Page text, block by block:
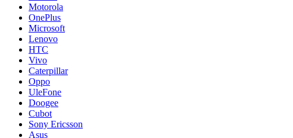
Motorola
OnePlus
Microsoft
Lenovo
HTC
Vivo
Caterpillar
Oppo
UleFone
Doogee
Cubot
Sony Ericsson
Asus